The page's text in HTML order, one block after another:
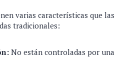
varias características que las
tradicionales:
No están controladas por una